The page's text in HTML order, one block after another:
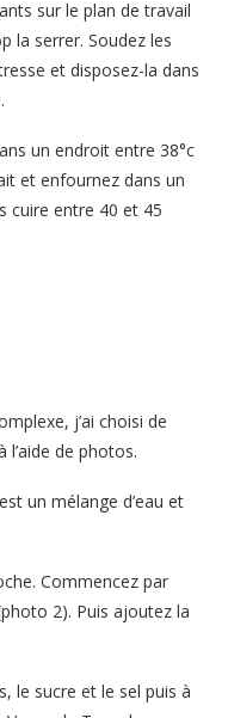
sur le plan de travail
la serrer. Soudez les
et disposez-la dans
un endroit entre 38°c
et enfournez dans un
cuire entre 40 et 45
j’ai choisi de
de photos.
un mélange d’eau et
Commencez par
2). Puis ajoutez la
le sucre et le sel puis à